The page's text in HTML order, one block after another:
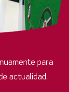
para
actualidad.